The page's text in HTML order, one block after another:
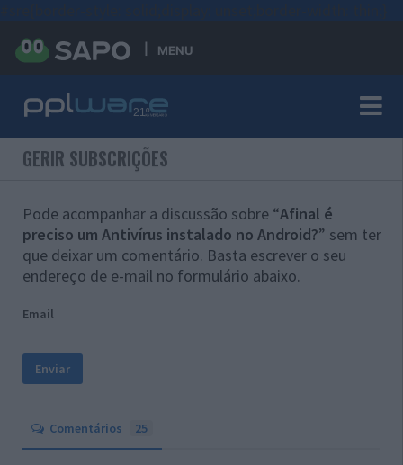
MENU
GERIR SUBSCRIÇÕES
Pode acompanhar a discussão sobre “Afinal é
preciso um Antivírus instalado no Android?” sem ter
que deixar um comentário. Basta escrever o seu
endereço de e-mail no formulário abaixo.
Email
Comentários 25